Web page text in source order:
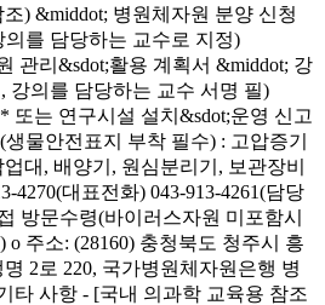
) &middot; 병원체자원 분양 신청
를 담당하는 교수로 지정)
관리&sdot;활용 계획서 &middot; 강
강의를 담당하는 교수 서명 필)
또는 연구시설 설치&sdot;운영 신고
물안전표지 부착 필수) : 고압증기
대, 배양기, 원심분리기, 보관장비
4270(대표전화) 043-913-4261(담당
방문수령(바이러스자원 미포함시
o 주소: (28160) 충청북도 청주시 흥
2로 220, 국가병원체자원은행 병
타 사항 - [국내 의과학 교육용 참조